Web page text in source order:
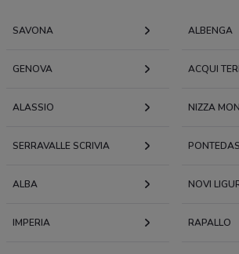
SAVONA ALBENGA
GENOVA ACQUI
ALASSIO NIZZA
SERRAVALLE SCRIVIA
ALBA NOVI
IMPERIA RAPALLO